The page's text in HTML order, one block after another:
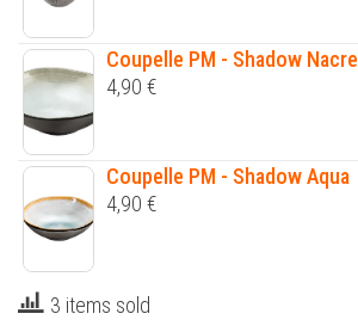
Coupelle PM - Shadow Nacre
4,90 €
Coupelle PM - Shadow Aqua
4,90 €
3 items sold